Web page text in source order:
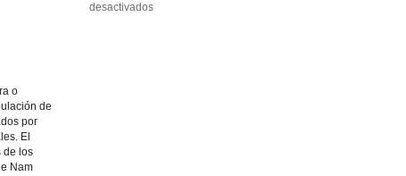
desactivadosen
desactivadosen
o
de
por
El
de los
Nam